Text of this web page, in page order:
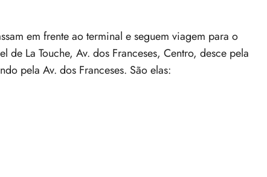
em frente ao terminal e seguem viagem para o
La Touche, Av. dos Franceses, Centro, desce pela
pela Av. dos Franceses. São elas: